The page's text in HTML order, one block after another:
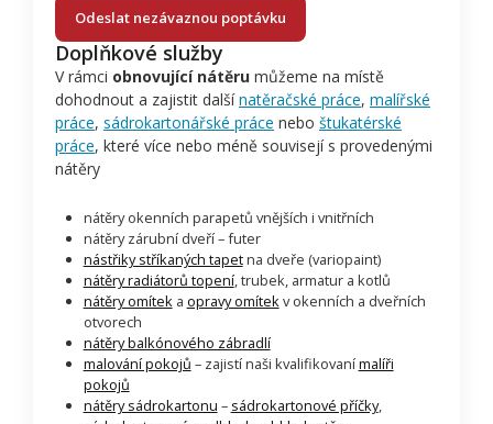
Odeslat nezávaznou poptávku
Doplňkové služby
V rámci obnovující nátěru můžeme na místě
dohodnout a zajistit dalšínatěračské práce, malířské
práce, sádrokartonářské práce nebo štukatérské
práce, které více nebo méně souvisejí s provedenými
nátěry
nátěry okenních parapetů vnějších i vnitřních
nátěry zárubní dveří – futer
nástřiky stříkaných tapetna dveře (variopaint)
nátěry radiátorů topení, trubek, armatur a kotlů
nátěry omíteka opravy omítekv okenních a dveřních
otvorech
nátěry balkónového zábradlí
malování pokojů – zajistí naši kvalifikovanímalíři
pokojů
nátěry sádrokartonu – sádrokartonové příčky,